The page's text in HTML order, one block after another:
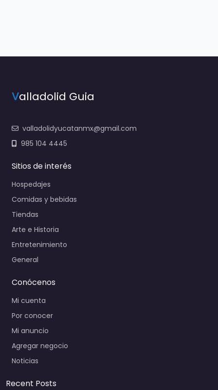
Valladolid Guia
valladolidyucatanmx@gmail.com
985 104 4445
Sitios de interés
Hospedajes
Comidas y bebidas
Tiendas
Arte e Historia
Entretenimiento
General
Conócenos
Mi cuenta
Por conocer
Mi anuncio
Agregar negocio
Noticias
Recent Posts